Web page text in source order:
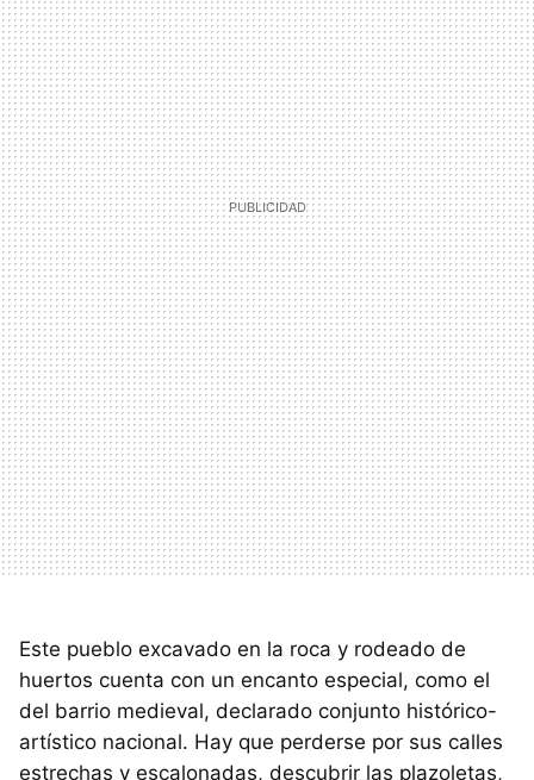
Este pueblo excavado en la roca y rodeado de
huertos cuenta con un encanto especial, como el
del barrio medieval, declarado conjunto histórico-
artístico nacional. Hay que perderse por sus calles
estrechas y escalonadas, descubrir las plazoletas,